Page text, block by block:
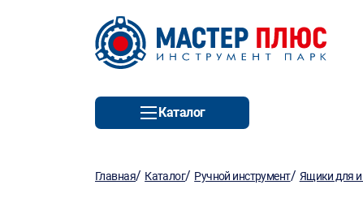
Каталог
Главная/ Каталог/ Ручной инструмент/ Ящики для